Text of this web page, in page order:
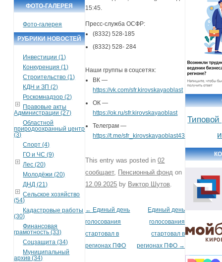
ФОТО-ГАЛЕРЕЯ
Фото-галерея
РУБРИКИ НОВОСТЕЙ
Инвестиции (1)
Конкуренция (1)
Строительство (1)
КДН и ЗП (2)
Роскомнадзор (2)
Правовые акты
Администрации (27)
Областной
природоохранный центр
(3)
Спорт (4)
ГО и ЧС (9)
Лес (20)
Молодёжи (20)
ДНД (21)
Сельское хозяйство
(54)
Кадастровые работы
(30)
Финансовая
грамотность (33)
Соцзащита (34)
Муниципальный
архив (34)
15:45.
Пресс-служба ОСФР:
(8332) 528-185
(8332) 528- 284
Наши группы в соцсетях:
ВК —
https://vk.com/sfr.kirovskayaoblast
ОК —
https://ok.ru/sfr.kirovskayaoblast
Телеграм —
https://t.me/sfr_kirovskayaoblast43
This entry was posted in02
сообщает, Пенсионный фонд on
12.09.2025 by Виктор Шутов
Post navigation
← Единый день
голосования
стартовал в
регионах ПФО
Единый день
голосования
стартовал в
регионах ПФО →